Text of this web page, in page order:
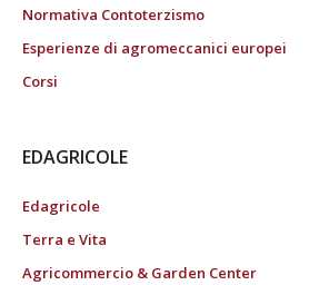
Normativa Contoterzismo
Esperienze di agromeccanici europei
Corsi
EDAGRICOLE
Edagricole
Terra e Vita
Agricommercio & Garden Center